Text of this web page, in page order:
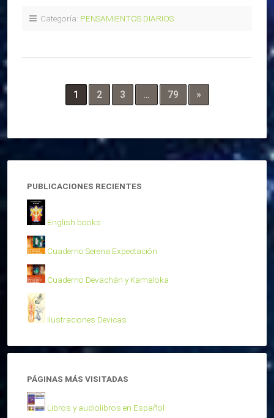
Categoría: PENSAMIENTOS DIARIOS
1 2 3 … 79 »
PUBLICACIONES RECIENTES
English books
Cuaderno Serena Expectación
Cuaderno Devachán y Kamaloka
Ilustraciones Devicas
PÁGINAS MÁS VISITADAS
Libros y audiolibros en Español